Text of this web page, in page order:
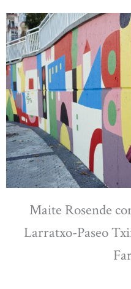
Maite Rosende
Larratxo-Paseo